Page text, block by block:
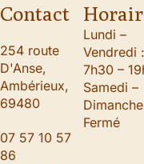
Contact
254 route
D'Anse,
Ambérieux,
69480
07 57 10 57
86
Lundi –
Vendredi :
7h30 –
Samedi –
Fermé